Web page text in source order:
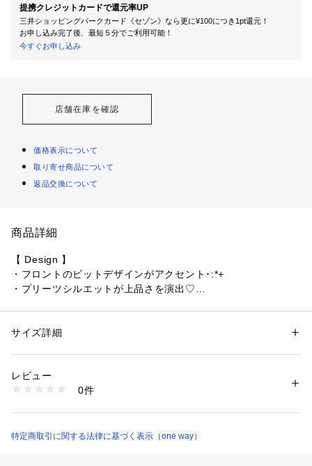
提携クレジットカードで還元率UP
三井ショッピングパークカード《セゾン》なら更に¥100につき1pt還元！
お申し込み完了後、最短５分でご利用可能！
今すぐお申し込み
店舗在庫を確認
価格表示について
取り寄せ商品について
返品交換について
商品詳細
【 Design 】
・フロントのビットデザインがアクセント･:*+
・プリーツシルエットが上品さを演出♡
・スカパン仕様で安心感もあり、動きやすさ抜群◎
・ミニ丈トップス合わせでスタイルアップ見え◎
・シャツやジャケットと合わせることで大人なスタイリングに
性別：レディース
素材：【グレー・ブラック】表地：ポリエステル95%、ポリウレタン5%
表地：綿100%
生産国：中国製
5864093240c （ショップ）
サイズ詳細
レビュー
0件
特定商取引に関する法律に基づく表示（one way）